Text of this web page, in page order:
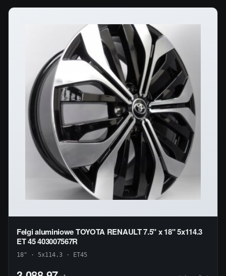
Felgi aluminiowe TOYOTA RENAULT 7.5" x 18" 5x114.3
ET 45 403007567R
18" · 5x114.3 · ET45